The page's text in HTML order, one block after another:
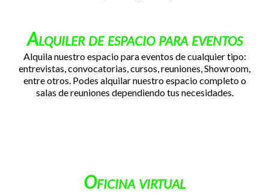
Alquiler de espacio para eventos
Alquila nuestro espacio para eventos de cualquier tipo:
entrevistas, convocatorias, cursos, reuniones, Showroom,
entre otros. Podes alquilar nuestro espacio completo o
salas de reuniones dependiendo tus necesidades.
Oficina virtual